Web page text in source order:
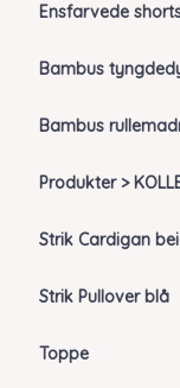
Ensfarvede
Bambus
Bambus
Produkter >
Strik Cardigan
Strik Pullover blå
Toppe